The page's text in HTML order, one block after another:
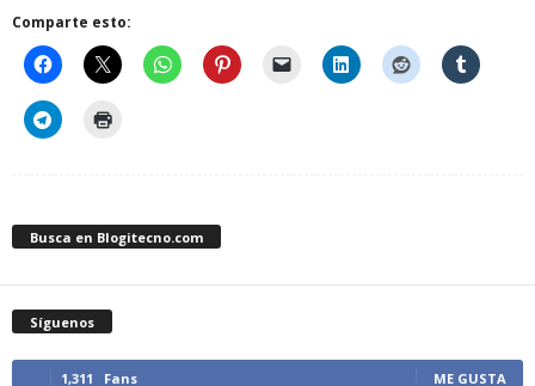
Comparte esto:
Busca en Blogitecno.com
Síguenos
1,311 Fans ME GUSTA